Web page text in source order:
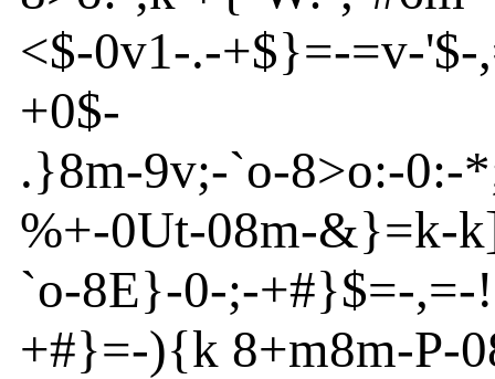
<$-0v1-.-+$}=-=v-'$-
+0$-
.}8m-9v;-`o-8>o:-0:-
%+-0Ut-08m-&}=k-k
`o-8E}-0-;-+#}$=-,=-!
+#}=-){k 8+m8m-P-